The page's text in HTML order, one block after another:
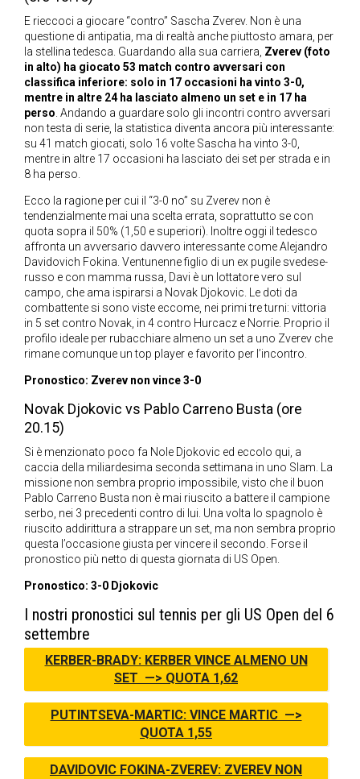
E rieccoci a giocare “contro” Sascha Zverev. Non è una
questione di antipatia, ma di realtà anche piuttosto amara, per
la stellina tedesca. Guardando alla sua carriera, Zverev (foto
in alto) ha giocato 53 match contro avversari con
classifica inferiore: solo in 17 occasioni ha vinto 3-0,
mentre in altre 24 ha lasciato almeno un set e in 17 ha
perso. Andando a guardare solo gli incontri contro avversari
non testa di serie, la statistica diventa ancora più interessante:
su 41 match giocati, solo 16 volte Sascha ha vinto 3-0,
mentre in altre 17 occasioni ha lasciato dei set per strada e in
8 ha perso.
Ecco la ragione per cui il “3-0 no” su Zverev non è
tendenzialmente mai una scelta errata, soprattutto se con
quota sopra il 50% (1,50 e superiori). Inoltre oggi il tedesco
affronta un avversario davvero interessante come Alejandro
Davidovich Fokina. Ventunenne figlio di un ex pugile svedese-
russo e con mamma russa, Davi è un lottatore vero sul
campo, che ama ispirarsi a Novak Djokovic. Le doti da
combattente si sono viste eccome, nei primi tre turni: vittoria
in 5 set contro Novak, in 4 contro Hurcacz e Norrie. Proprio il
profilo ideale per rubacchiare almeno un set a uno Zverev che
rimane comunque un top player e favorito per l’incontro.
Pronostico: Zverev non vince 3-0
Novak Djokovic vs Pablo Carreno Busta (ore
20.15)
Si è menzionato poco fa Nole Djokovic ed eccolo qui, a
caccia della miliardesima seconda settimana in uno Slam. La
missione non sembra proprio impossibile, visto che il buon
Pablo Carreno Busta non è mai riuscito a battere il campione
serbo, nei 3 precedenti contro di lui. Una volta lo spagnolo è
riuscito addirittura a strappare un set, ma non sembra proprio
questa l’occasione giusta per vincere il secondo. Forse il
pronostico più netto di questa giornata di US Open.
Pronostico: 3-0 Djokovic
I nostri pronostici sul tennis per gli US Open del 6
settembre
KERBER-BRADY: KERBER VINCE ALMENO UN
SET —> QUOTA 1,62
PUTINTSEVA-MARTIC: VINCE MARTIC —>
QUOTA 1,55
DAVIDOVIC FOKINA-ZVEREV: ZVEREV NON